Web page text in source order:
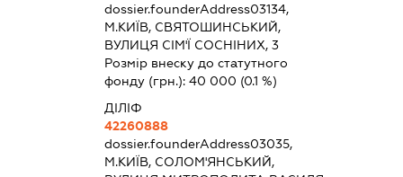
dossier.founderAddress03134,
М.КИЇВ, СВЯТОШИНСЬКИЙ,
ВУЛИЦЯ СІМ'Ї СОСНІНИХ, 3
Розмір внеску до статутного
фонду (грн.): 40 000 (0.1 %)
ДІЛІФ
42260888
dossier.founderAddress03035,
М.КИЇВ, СОЛОМ'ЯНСЬКИЙ,